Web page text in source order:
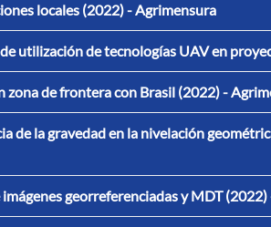
locales (2022) - Agrimensura
utilización de tecnologías UAV en
zona de frontera con Brasil (2022) -
de la gravedad en la nivelación
georreferenciadas y MDT